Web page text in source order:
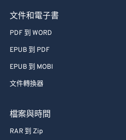
文件和電子書
PDF 到 WORD
EPUB 到 PDF
EPUB 到 MOBI
文件轉換器
檔案與時間
RAR 到 Zip